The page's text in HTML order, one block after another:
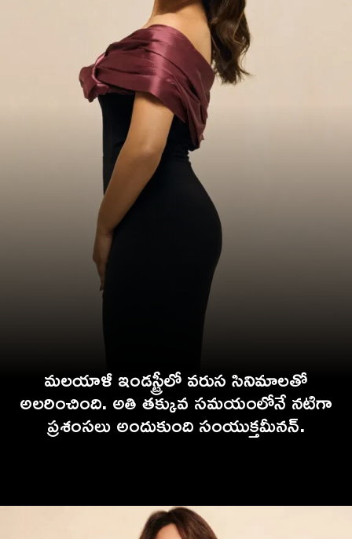
మలయాళీ ఇండస్ట్రీలో వరుస సినిమాలతో
అలరించింది. అతి తక్కువ సమయంలోనే నటిగా
ప్రశంసలు అందుకుంది సంయుక్తమీనన్.